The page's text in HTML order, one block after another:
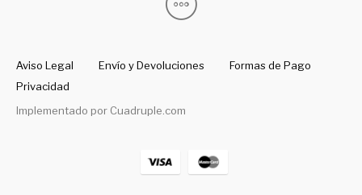
Aviso Legal Envío y Devoluciones
Formas de Pago
Privacidad
Implementado por Cuadruple.com